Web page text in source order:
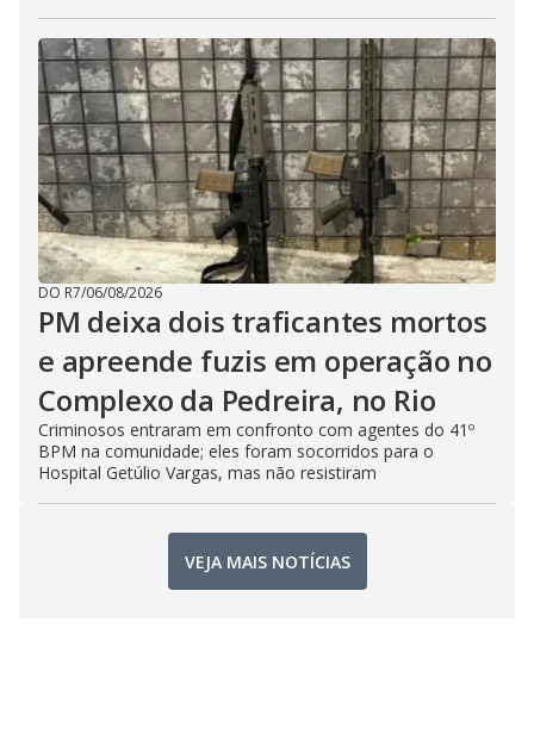
DO R7/06/08/2026
PM deixa dois traficantes mortos
e apreende fuzis em operação no
Complexo da Pedreira, no Rio
Criminosos entraram em confronto com agentes do 41º
BPM na comunidade; eles foram socorridos para o
Hospital Getúlio Vargas, mas não resistiram
VEJA MAIS NOTÍCIAS